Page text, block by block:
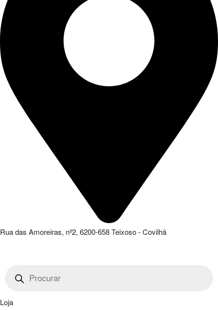
Rua das Amoreiras, nº2, 6200-658 Teixoso - Covilhã
search
Loja